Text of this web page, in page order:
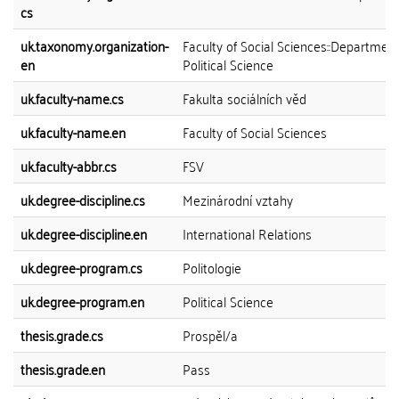
cs
uk.taxonomy.organization-
en
Faculty of Social
Political Science
uk.faculty-name.cs
Fakulta sociálních věd
uk.faculty-name.en
Faculty of Social Sciences
uk.faculty-abbr.cs
FSV
uk.degree-discipline.cs
Mezinárodní vztahy
uk.degree-discipline.en
International Relations
uk.degree-program.cs
Politologie
uk.degree-program.en
Political Science
thesis.grade.cs
Prospěl/a
thesis.grade.en
Pass